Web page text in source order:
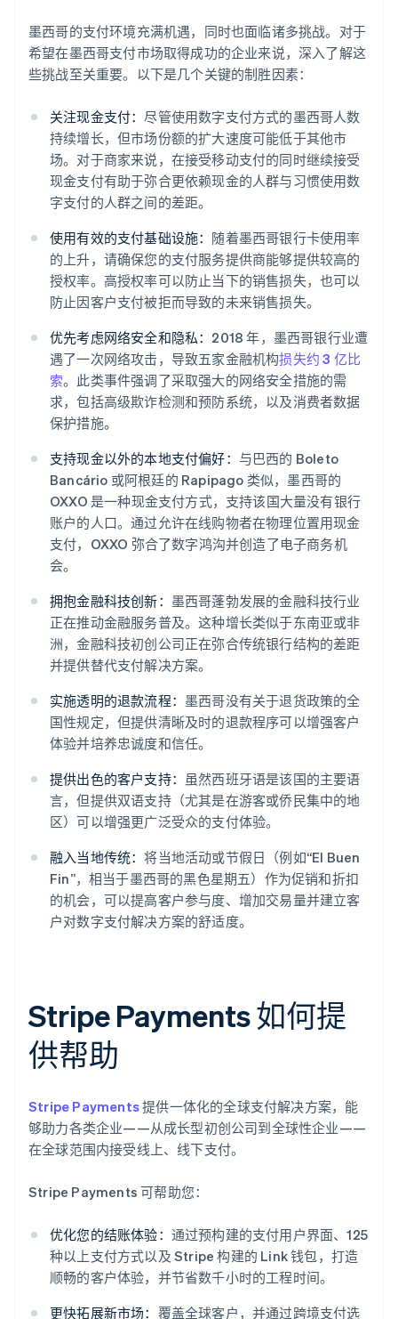
墨西哥的支付环境充满机遇，同时也面临诸多挑战。对于
希望在墨西哥支付市场取得成功的企业来说，深入了解这
些挑战至关重要。以下是几个关键的制胜因素：
关注现金支付：尽管使用数字支付方式的墨西哥人数
持续增长，但市场份额的扩大速度可能低于其他市
场。对于商家来说，在接受移动支付的同时继续接受
现金支付有助于弥合更依赖现金的人群与习惯使用数
字支付的人群之间的差距。
使用有效的支付基础设施： 随着墨西哥银行卡使用率
的上升，请确保您的支付服务提供商能够提供较高的
授权率。高授权率可以防止当下的销售损失，也可以
防止因客户支付被拒而导致的未来销售损失。
优先考虑网络安全和隐私： 2018 年，墨西哥银行业遭
遇了一次网络攻击，导致五家金融机构损失约 3 亿比
索。此类事件强调了采取强大的网络安全措施的需
求，包括高级欺诈检测和预防系统，以及消费者数据
保护措施。
支持现金以外的本地支付偏好： 与巴西的 Boleto
Bancário 或阿根廷的 Rapipago 类似，墨西哥的
OXXO 是一种现金支付方式，支持该国大量没有银行
账户的人口。通过允许在线购物者在物理位置用现金
支付，OXXO 弥合了数字鸿沟并创造了电子商务机
会。
拥抱金融科技创新： 墨西哥蓬勃发展的金融科技行业
正在推动金融服务普及。这种增长类似于东南亚或非
洲，金融科技初创公司正在弥合传统银行结构的差距
并提供替代支付解决方案。
实施透明的退款流程： 墨西哥没有关于退货政策的全
国性规定，但提供清晰及时的退款程序可以增强客户
体验并培养忠诚度和信任。
提供出色的客户支持： 虽然西班牙语是该国的主要语
言，但提供双语支持（尤其是在游客或侨民集中的地
区）可以增强更广泛受众的支付体验。
融入当地传统：将当地活动或节假日（例如“El Buen
Fin”，相当于墨西哥的黑色星期五）作为促销和折扣
的机会，可以提高客户参与度、增加交易量并建立客
户对数字支付解决方案的舒适度。
Stripe Payments 如何提
供帮助
Stripe Payments提供一体化的全球支付解决方案，能
够助力各类企业——从成长型初创公司到全球性企业——
在全球范围内接受线上、线下支付。
Stripe Payments 可帮助您：
优化您的结账体验： 通过预构建的支付用户界面、125
种以上支付方式以及 Stripe 构建的 Link 钱包，打造
顺畅的客户体验，并节省数千小时的工程时间。
更快拓展新市场： 覆盖全球客户，并通过跨境支付选